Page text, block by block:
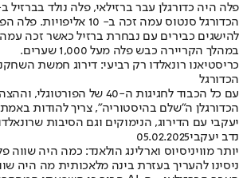
הכדורגל סנטוס עמה זכה ב-
במהלך הקריירה כבש פלה מעל 1,000 שערים.
כריסטיאנו רונאלדו רק רביעי: דירוג חמשת
הכדורגל
עם כל הכבוד לחגיגות ה-40 של
הכדורגלן ה"שלם בהיסטוריה", צריך להודות
יעקבי עם הדירוג, הנימוקים וגם הסיבות
נדב יעקבי05.02.2025
יותר מוויניסיוס וארלינג הולאנד: כמה היה
ניסינו להעריך בעזרת בינה מלאכותית מה היה